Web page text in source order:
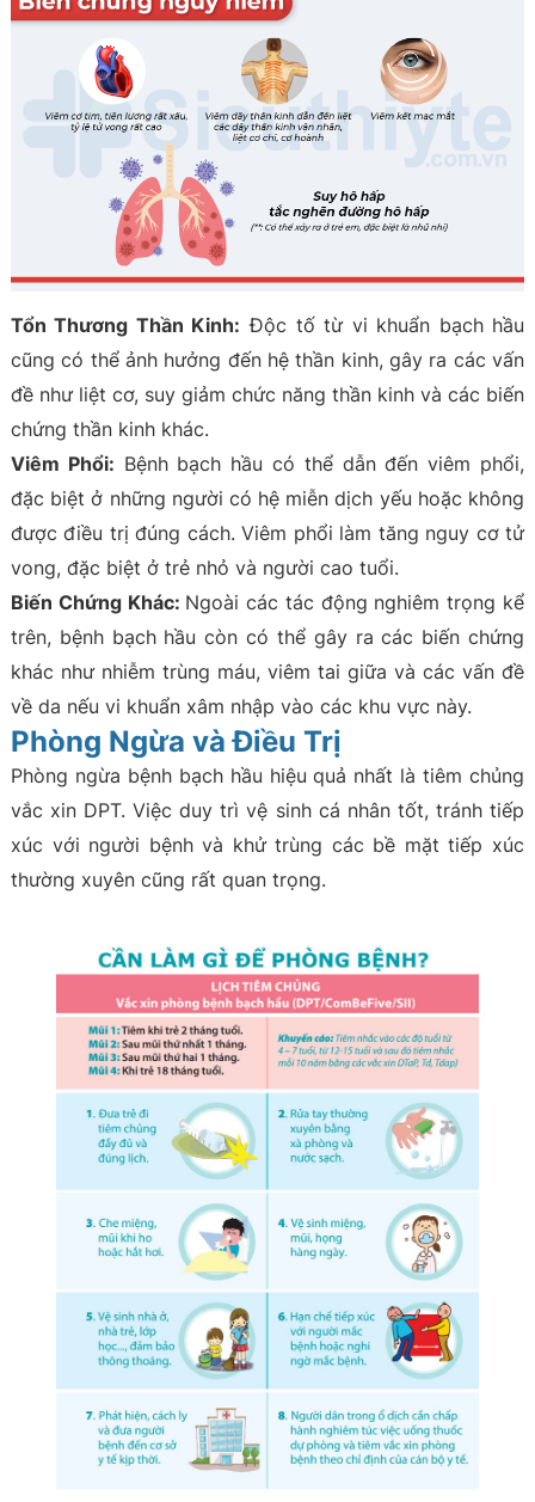
Tổn Thương Thần Kinh: Độc tố từ vi khuẩn bạch hầu
cũng có thể ảnh hưởng đến hệ thần kinh, gây ra các vấn
đề như liệt cơ, suy giảm chức năng thần kinh và các biến
chứng thần kinh khác.
Viêm Phổi: Bệnh bạch hầu có thể dẫn đến viêm phổi,
đặc biệt ở những người có hệ miễn dịch yếu hoặc không
được điều trị đúng cách. Viêm phổi làm tăng nguy cơ tử
vong, đặc biệt ở trẻ nhỏ và người cao tuổi.
Biến Chứng Khác: Ngoài các tác động nghiêm trọng kể
trên, bệnh bạch hầu còn có thể gây ra các biến chứng
khác như nhiễm trùng máu, viêm tai giữa và các vấn đề
về da nếu vi khuẩn xâm nhập vào các khu vực này.
Phòng Ngừa và Điều Trị
Phòng ngừa bệnh bạch hầu hiệu quả nhất là tiêm chủng
vắc xin DPT. Việc duy trì vệ sinh cá nhân tốt, tránh tiếp
xúc với người bệnh và khử trùng các bề mặt tiếp xúc
thường xuyên cũng rất quan trọng.